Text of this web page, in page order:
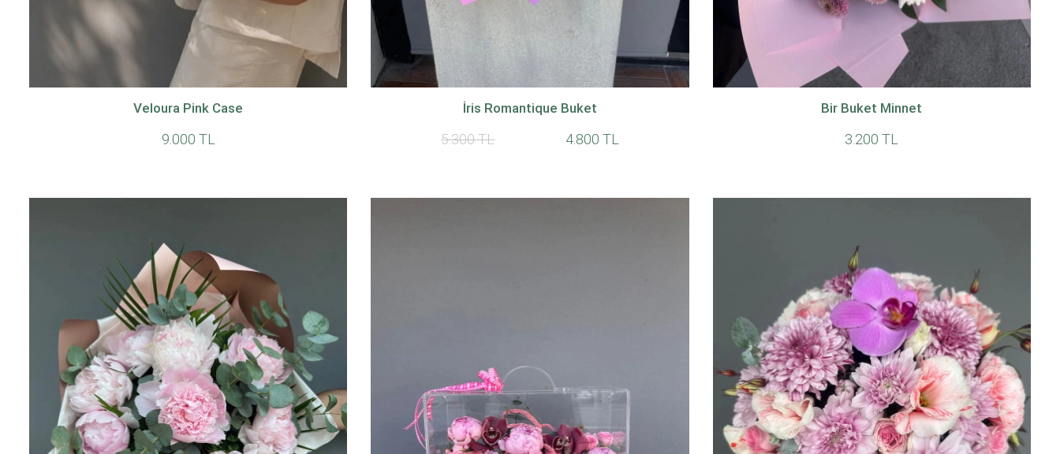
Veloura Pink Case
9.000 TL
İris Romantique Buket
5.300 TL 4.800 TL
Bir Buket Minnet
3.200 TL